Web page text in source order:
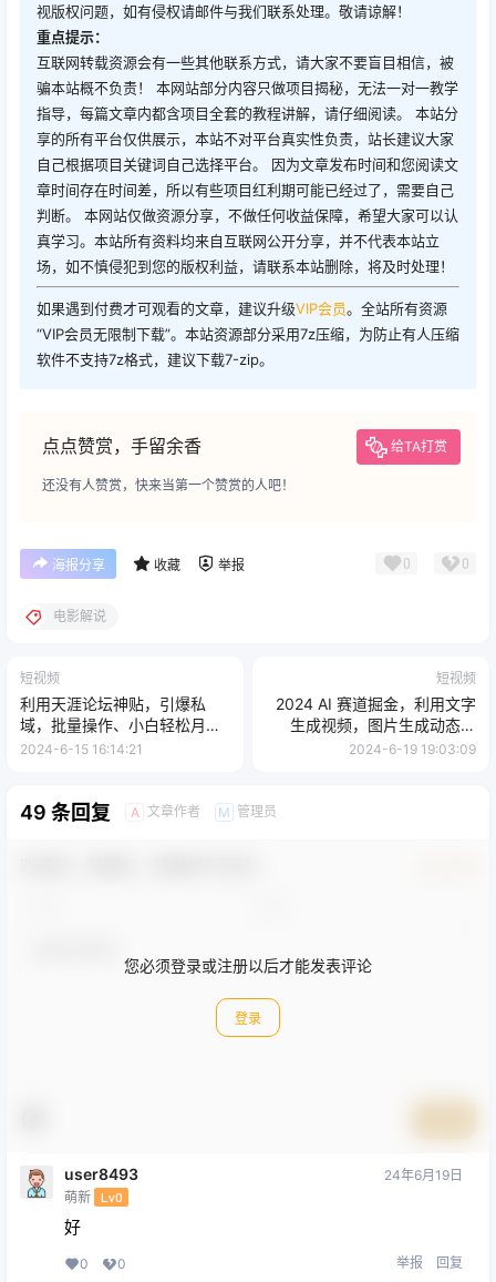
视版权问题，如有侵权请邮件与我们联系处理。敬请谅解！
重点提示：
互联网转载资源会有一些其他联系方式，请大家不要盲目相信，被
骗本站概不负责！ 本网站部分内容只做项目揭秘，无法一对一教学
指导，每篇文章内都含项目全套的教程讲解，请仔细阅读。 本站分
享的所有平台仅供展示，本站不对平台真实性负责，站长建议大家
自己根据项目关键词自己选择平台。 因为文章发布时间和您阅读文
章时间存在时间差，所以有些项目红利期可能已经过了，需要自己
判断。 本网站仅做资源分享，不做任何收益保障，希望大家可以认
真学习。本站所有资料均来自互联网公开分享，并不代表本站立
场，如不慎侵犯到您的版权利益，请联系本站删除，将及时处理！
如果遇到付费才可观看的文章，建议升级VIP会员。全站所有资源
“VIP会员无限制下载”。本站资源部分采用7z压缩，为防止有人压缩
软件不支持7z格式，建议下载7-zip。
点点赞赏，手留余香 给TA打赏
还没有人赞赏，快来当第一个赞赏的人吧！
海报分享 收藏 举报 0 0
电影解说
短视频
利用天涯论坛神贴，引爆私
域，批量操作、小白轻松月入
过万
2024-6-15 16:14:21
短视频
2024 AI 赛道掘金，利用文字
生成视频，图片生成动态图
片，分发各平台，操作简单，
2024-6-19 19:03:09
49 条回复 A 文章作者 M 管理员
您必须登录或注册以后才能发表评论
登录
user8493
萌新 Lv0
24年6月19日
好
0 0 举报 回复